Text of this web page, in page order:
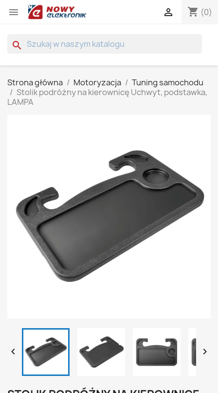
 shopping_cart (0)

search
Strona główna Motoryzacja
Tuning samochodu
Stolik podróżny na kierownicę Uchwyt, podstawka,
LAMPA
 